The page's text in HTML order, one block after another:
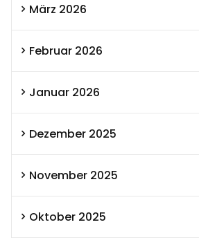
März 2026
Februar 2026
Januar 2026
Dezember 2025
November 2025
Oktober 2025